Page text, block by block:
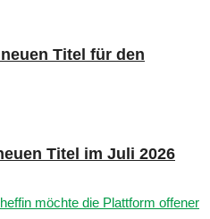
Titel für den
Titel im Juli 2026